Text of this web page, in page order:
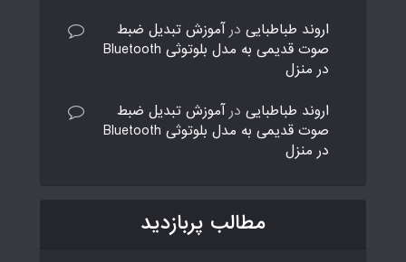
اروند طباطبایی درآموزش تبدیل ضبط
صوت قدیمی به مدل بلوتوثی Bluetooth
در منزل
اروند طباطبایی درآموزش تبدیل ضبط
صوت قدیمی به مدل بلوتوثی Bluetooth
در منزل
مطالب پربازدید